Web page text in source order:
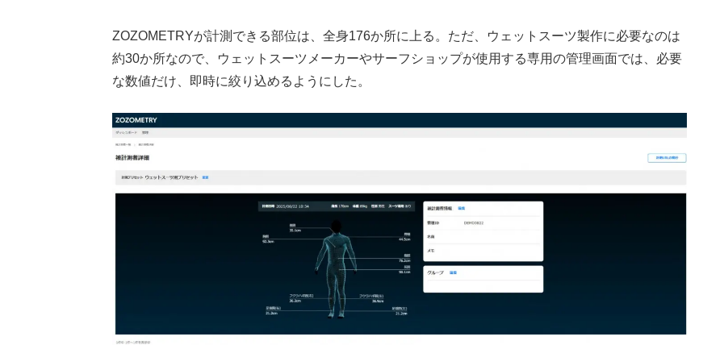
ZOZOMETRYが計測できる部位は、全身176か所に上る。ただ、ウェットスーツ製作に必要なのは
約30か所なので、ウェットスーツメーカーやサーフショップが使用する専用の管理画面では、必要
な数値だけ、即時に絞り込めるようにした。